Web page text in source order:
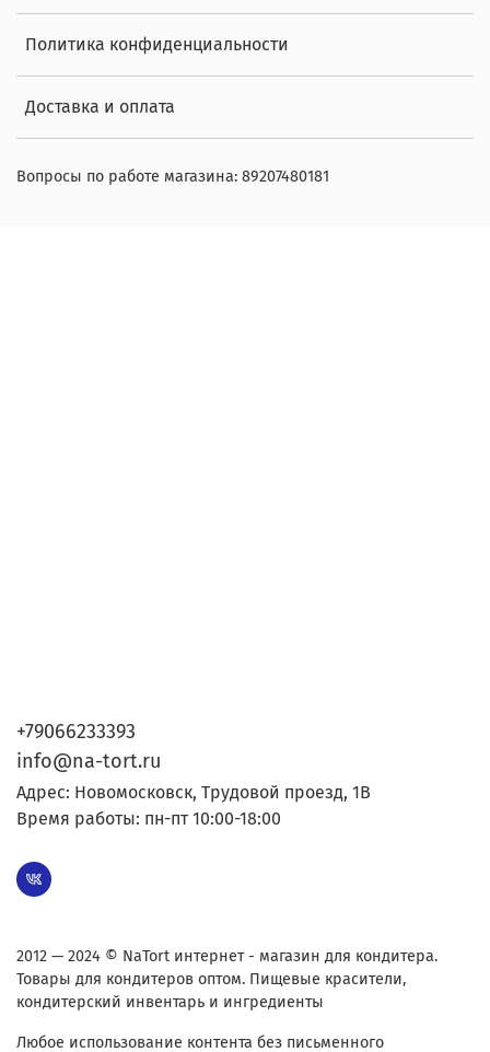
Политика конфиденциальности
Доставка и оплата
Вопросы по работе магазина: 89207480181
+79066233393
info@na-tort.ru
Адрес: Новомосковск, Трудовой проезд, 1В
Время работы: пн-пт 10:00-18:00
2012 — 2024 © NaTort интернет - магазин для кондитера.
Товары для кондитеров оптом. Пищевые красители,
кондитерский инвентарь и ингредиенты
Любое использование контента без письменного